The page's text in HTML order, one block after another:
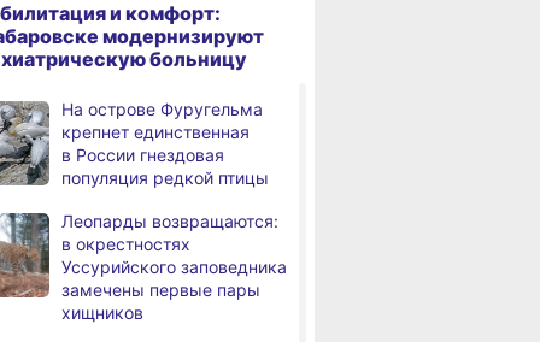
В Хабаровском крае
высокотехнологичную
помощь получили более
Уровень Амура
у Хабаровска достиг 423
см, вода продолжает
В администрации
Хабаровска обсудили
использование средств
туристического налога
и комфорт:
модернизируют
больницу
На острове Фуругельма
крепнет единственная
в России гнездовая
популяция редкой птицы
Леопарды возвращаются:
в окрестностях
Уссурийского заповедника
замечены первые пары
хищников